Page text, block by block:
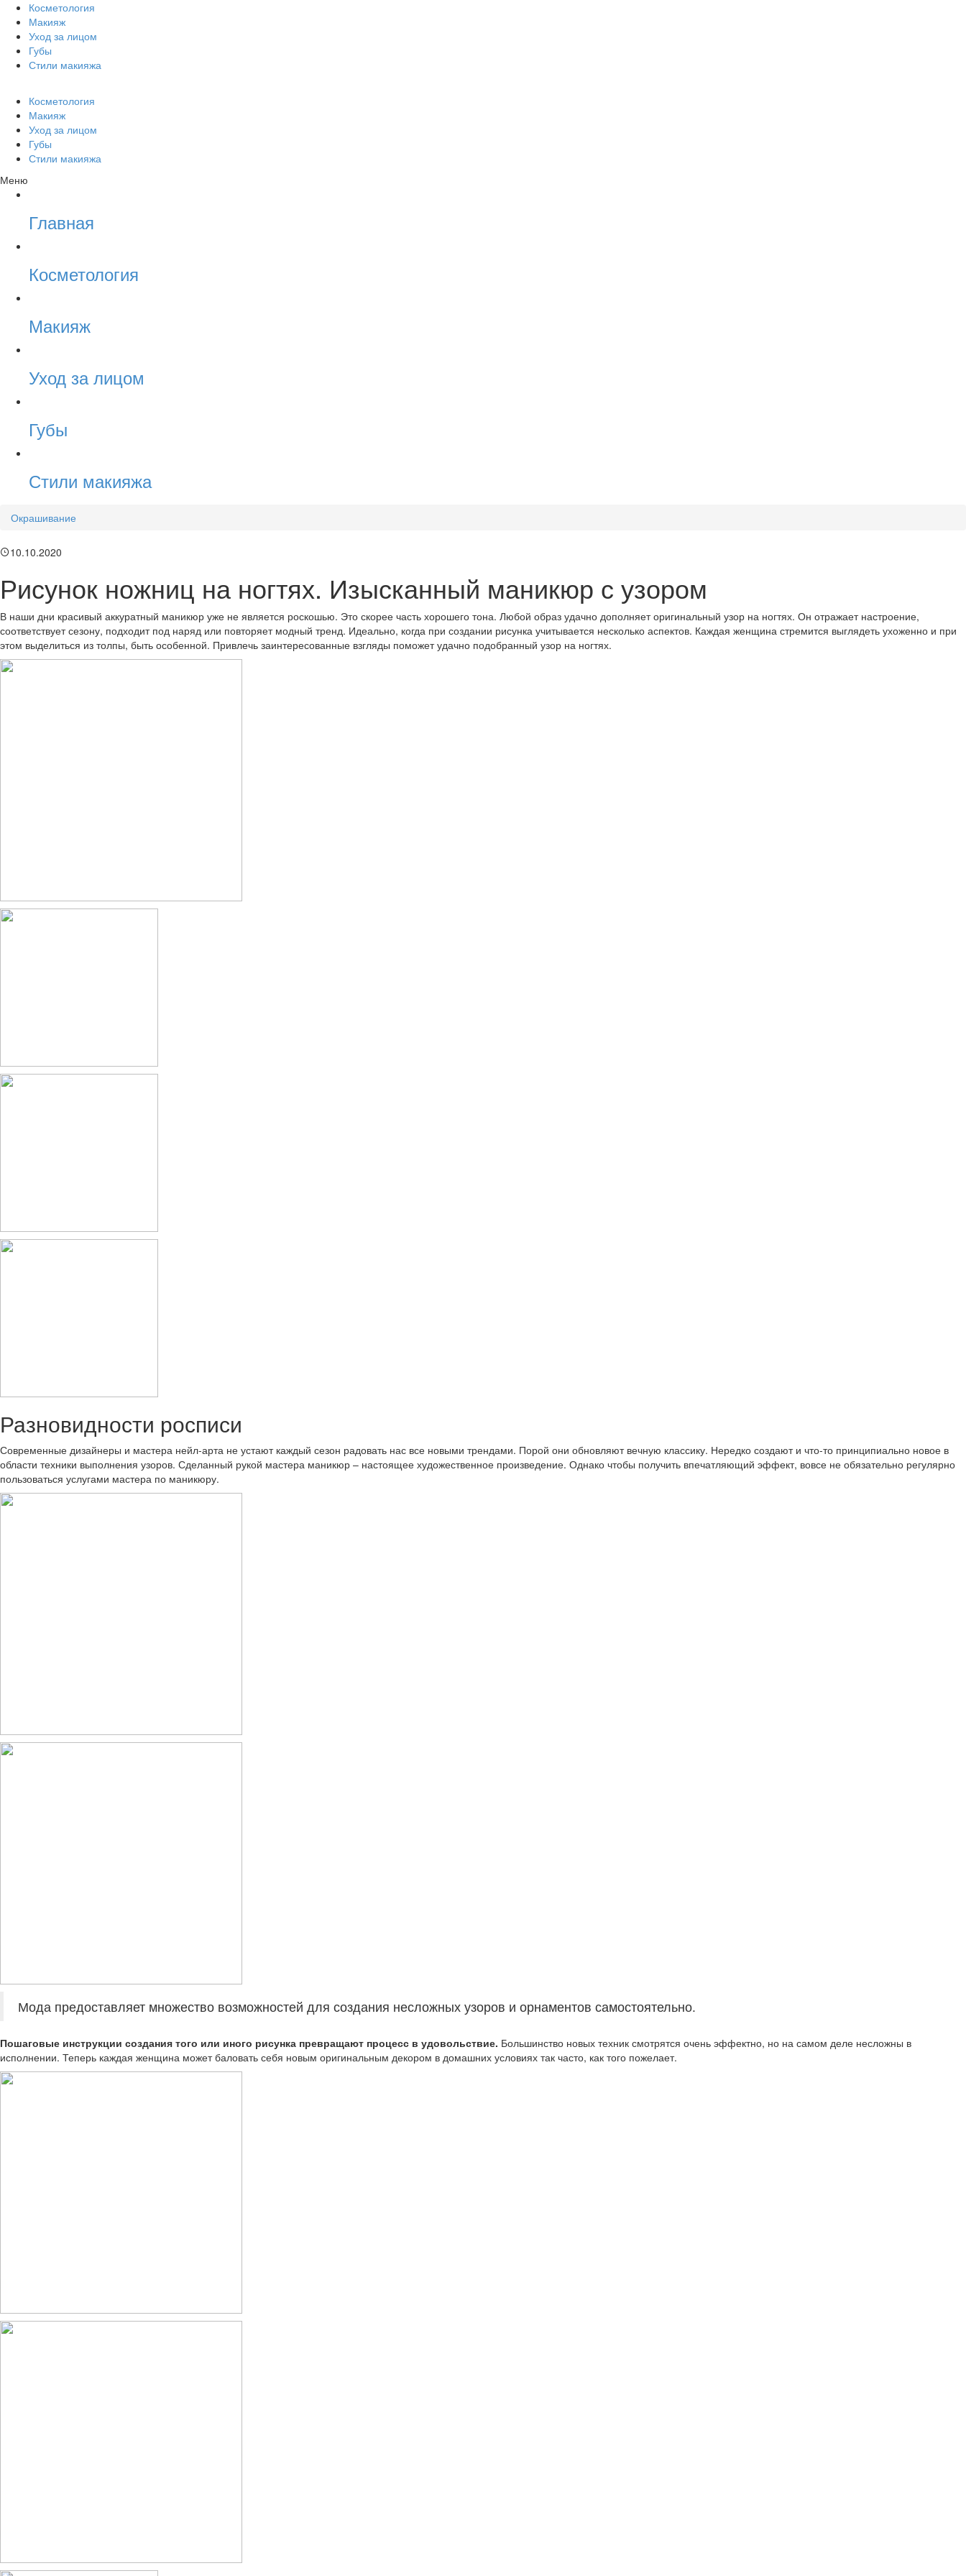
Косметология
Макияж
Уход за лицом
Губы
Стили макияжа
Косметология
Макияж
Уход за лицом
Губы
Стили макияжа
Меню
Главная
Косметология
Макияж
Уход за лицом
Губы
Стили макияжа
Окрашивание
10.10.2020
Рисунок ножниц на ногтях. Изысканный маникюр с узором
В наши дни красивый аккуратный маникюр уже не является роскошью. Это скорее часть хорошего тона. Любой образ удачно дополняет оригинальный узор на ногтях. Он отражает настроение,
соответствует сезону, подходит под наряд или повторяет модный тренд. Идеально, когда при создании рисунка учитывается несколько аспектов. Каждая женщина стремится выглядеть ухоженно и при
этом выделиться из толпы, быть особенной. Привлечь заинтересованные взгляды поможет удачно подобранный узор на ногтях.
Разновидности росписи
Современные дизайнеры и мастера нейл-арта не устают каждый сезон радовать нас все новыми трендами. Порой они обновляют вечную классику. Нередко создают и что-то принципиально новое в
области техники выполнения узоров. Сделанный рукой мастера маникюр – настоящее художественное произведение. Однако чтобы получить впечатляющий эффект, вовсе не обязательно регулярно
пользоваться услугами мастера по маникюру.
Мода предоставляет множество возможностей для создания несложных узоров и орнаментов самостоятельно.
Пошаговые инструкции создания того или иного рисунка превращают процесс в удовольствие. Большинство новых техник смотрятся очень эффектно, но на самом деле несложны в
исполнении. Теперь каждая женщина может баловать себя новым оригинальным декором в домашних условиях так часто, как того пожелает.